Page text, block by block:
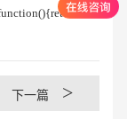
下一篇 >